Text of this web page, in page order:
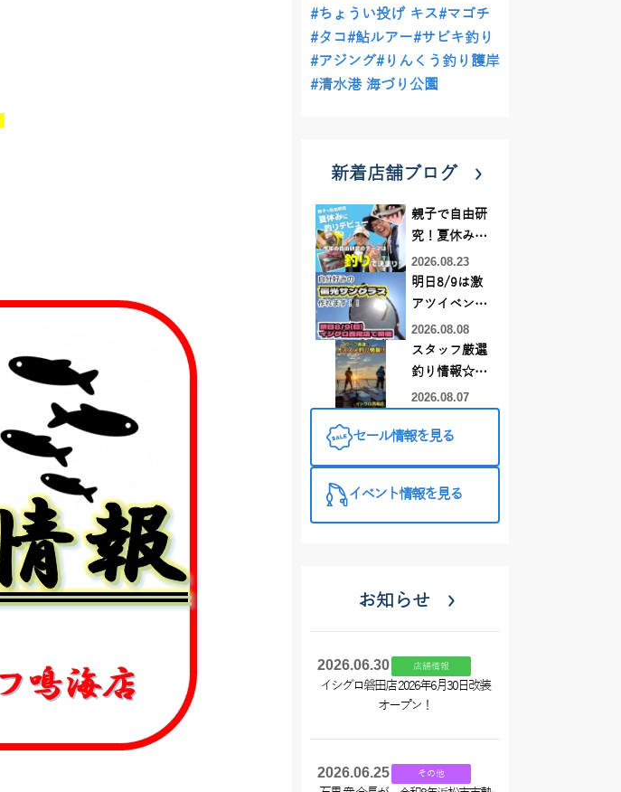
#ちょうい投げ キス#マゴチ
#タコ#鮎ルアー#サビキ釣り
#アジング#りんくう釣り護岸
#清水港 海づり公園
新着店舗ブログ
親子で自由研
究！夏休みに
釣りデビュー
2026.08.23
明日8/9は激
アツイベント
日！！！～オ
ーダー偏光グ
ラス受注会～
2026.08.08
スタッフ厳選
釣り情報☆彡
連休は何釣り
♪【イシグロ
2026.08.07
セール情報を見る
イベント情報を見る
お知らせ
2026.06.30 店舗情報
イシグロ磐田店 2026年6月30日改装
オープン！
2026.06.25 その他